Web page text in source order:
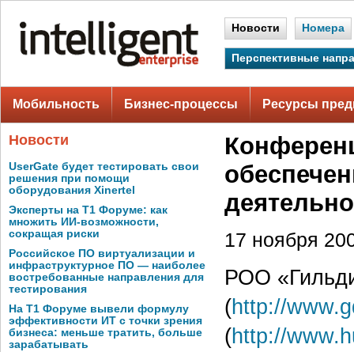
Новости Номера
Перспективные
Мобильность Бизнес-процессы Ресурсы
Новости
UserGate будет тестировать свои
решения при помощи
оборудования Xinertel
Эксперты на Т1 Форуме: как
множить ИИ-возможности,
сокращая риски
Российское ПО виртуализации и
инфраструктурное ПО — наиболее
востребованные направления для
тестирования
На Т1 Форуме вывели формулу
эффективности ИТ с точки зрения
бизнеса: меньше тратить, больше
зарабатывать
17 ноября
РОО
(http://
(http://